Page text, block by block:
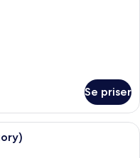
Se priser
opholdsstue med et